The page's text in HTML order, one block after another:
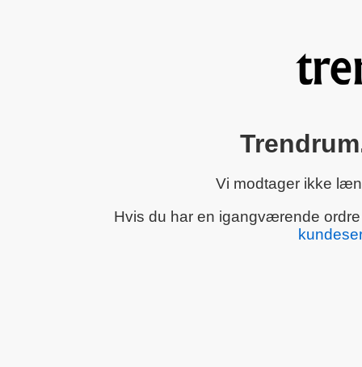
Vi modtager ikke
Hvis du har en igangværende